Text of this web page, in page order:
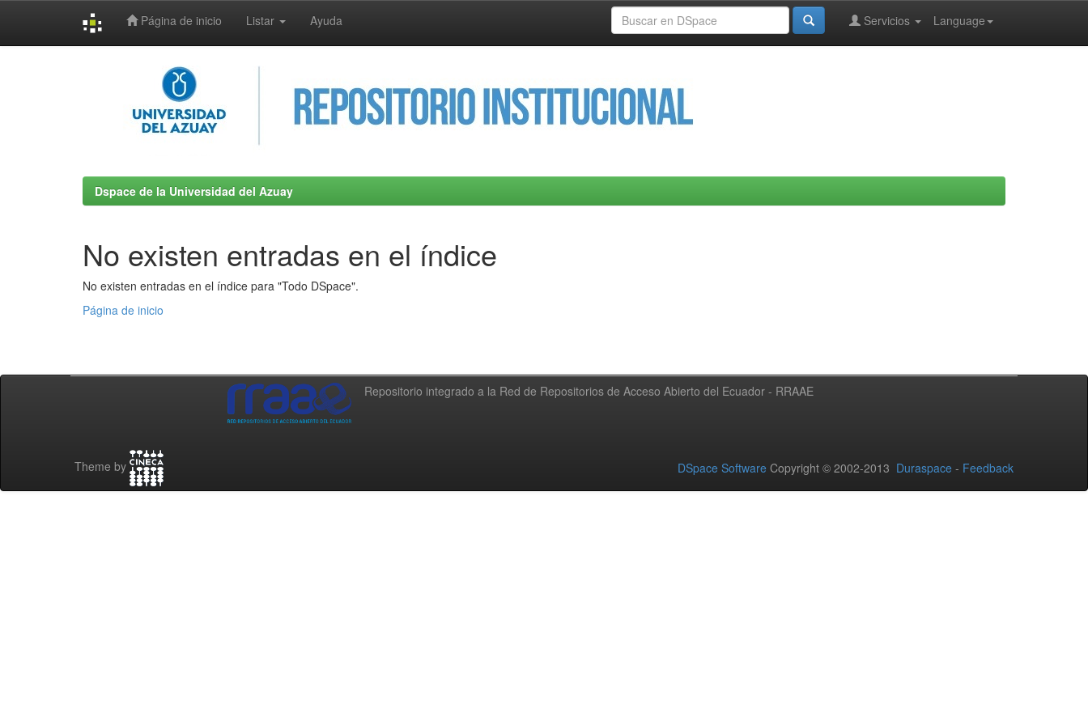
Página de inicio Listar Ayuda Language
Servicios
Dspace de la Universidad del Azuay
No existen entradas en el índice
No existen entradas en el índice para "Todo DSpace".
Página de inicio
Repositorio integrado a la Red de Repositorios de Acceso Abierto del Ecuador - RRAAE
Theme by DSpace Software Copyright © 2002-2013 Duraspace - Feedback